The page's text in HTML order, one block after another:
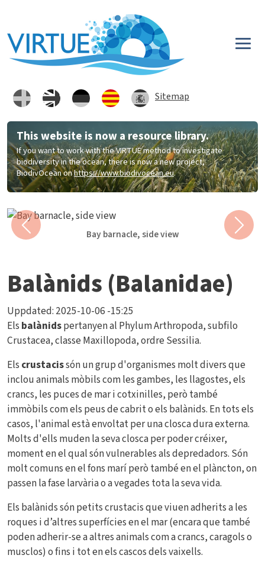
Sitemap
This website is now a resource library.
If you want to work with the VIRTUE method to investigate
biodiversity in the ocean, there is now a new project,
BiodivOcean onhttps://www.biodivocean.eu.
Bay barnacle, side view
Previous Next
Balànids (Balanidae)
Uppdated: 2025-10-06 -15:25
Els balànidspertanyen al Phylum Arthropoda, subfilo
Crustacea, classe Maxillopoda, ordre Sessilia.
Els crustacissón un grup d'organismes molt divers que
inclou animals mòbils com les gambes, les llagostes, els
crancs, les puces de mar i cotxinilles, però també
immòbils com els peus de cabrit o els balànids. En tots els
casos, l'animal està envoltat per una closca dura externa.
Molts d'ells muden la seva closca per poder créixer,
moment en el qual són vulnerables als depredadors. Són
molt comuns en el fons marí però també en el plàncton, on
passen la fase larvària o a vegades tota la seva vida.
Els balànids són petits crustacis que viuen adherits a les
roques i d’altres superfícies en el mar (encara que també
poden adherir-se a altres animals com a crancs, caragols o
musclos) o fins i tot en els cascos dels vaixells.